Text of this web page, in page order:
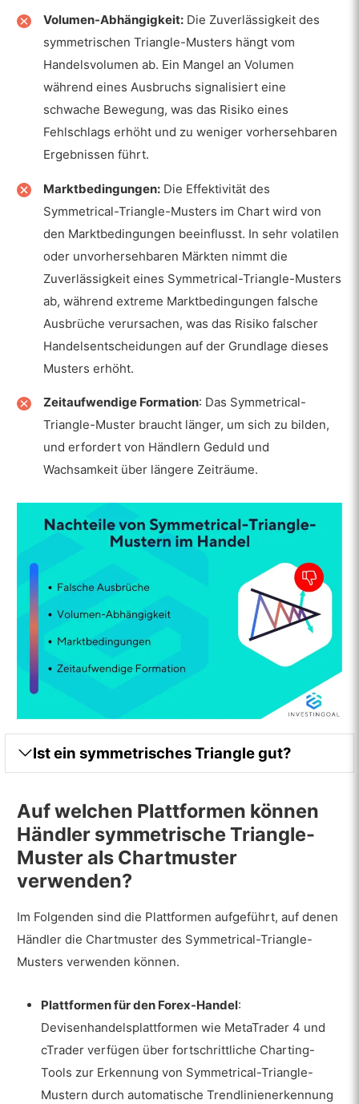
Volumen-Abhängigkeit:Die Zuverlässigkeit des
symmetrischen Triangle-Musters hängt vom
Handelsvolumen ab. Ein Mangel an Volumen
während eines Ausbruchs signalisiert eine
schwache Bewegung, was das Risiko eines
Fehlschlags erhöht und zu weniger vorhersehbaren
Ergebnissen führt.
Marktbedingungen:Die Effektivität des
Symmetrical-Triangle-Musters im Chart wird von
den Marktbedingungen beeinflusst. In sehr volatilen
oder unvorhersehbaren Märkten nimmt die
Zuverlässigkeit eines Symmetrical-Triangle-Musters
ab, während extreme Marktbedingungen falsche
Ausbrüche verursachen, was das Risiko falscher
Handelsentscheidungen auf der Grundlage dieses
Musters erhöht.
Zeitaufwendige Formation: Das Symmetrical-
Triangle-Muster braucht länger, um sich zu bilden,
und erfordert von Händlern Geduld und
Wachsamkeit über längere Zeiträume.
Ist ein symmetrisches Triangle gut?
Auf welchen Plattformen können
Händler symmetrische Triangle-
Muster als Chartmuster
verwenden?
Im Folgenden sind die Plattformen aufgeführt, auf denen
Händler die Chartmuster des Symmetrical-Triangle-
Musters verwenden können.
Plattformen für den Forex-Handel:
Devisenhandelsplattformen wie MetaTrader 4 und
cTrader verfügen über fortschrittliche Charting-
Tools zur Erkennung von Symmetrical-Triangle-
Mustern durch automatische Trendlinienerkennung